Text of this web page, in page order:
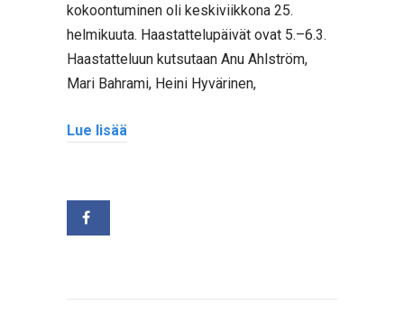
kokoontuminen oli keskiviikkona 25.
helmikuuta. Haastattelupäivät ovat 5.–6.3.
Haastatteluun kutsutaan Anu Ahlström,
Mari Bahrami, Heini Hyvärinen,
Lue lisää